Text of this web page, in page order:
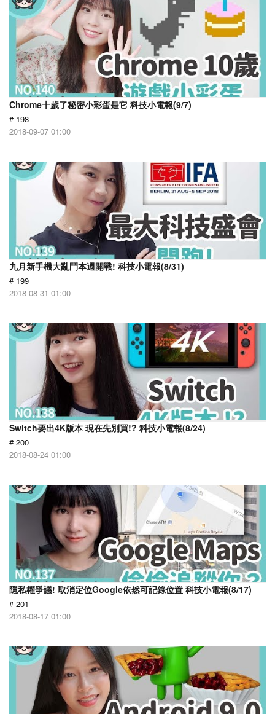
Chrome十歲了秘密小彩蛋是它 科技小電報(9/7)
# 198
2018-09-07 01:00
九月新手機大亂鬥本週開戰! 科技小電報(8/31)
# 199
2018-08-31 01:00
Switch要出4K版本 現在先別買!? 科技小電報(8/24)
# 200
2018-08-24 01:00
隱私權爭議! 取消定位Google依然可記錄位置 科技小電報(8/17)
# 201
2018-08-17 01:00